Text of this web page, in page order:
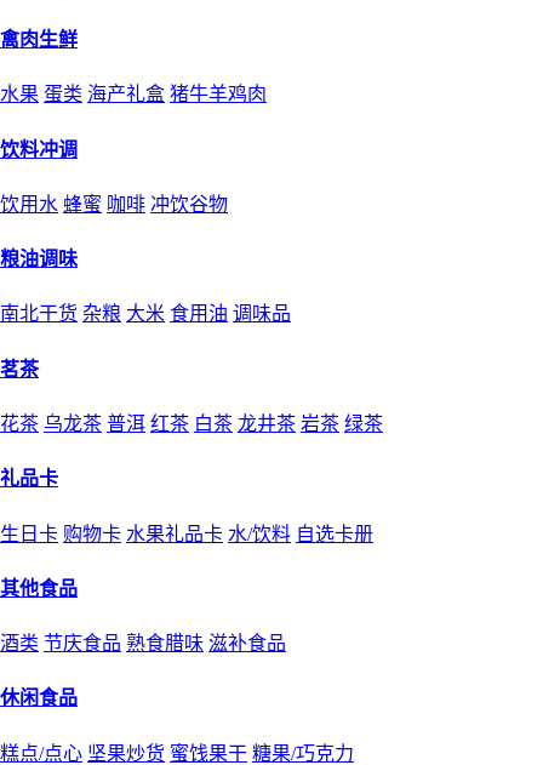
禽肉生鲜
水果 蛋类 海产礼盒 猪牛羊鸡肉
饮料冲调
饮用水 蜂蜜 咖啡 冲饮谷物
粮油调味
南北干货 杂粮 大米 食用油 调味品
茗茶
花茶 乌龙茶 普洱 红茶 白茶 龙井茶 岩茶 绿茶
礼品卡
生日卡 购物卡 水果礼品卡 水/饮料 自选卡册
其他食品
酒类 节庆食品 熟食腊味 滋补食品
休闲食品
糕点/点心 坚果炒货 蜜饯果干 糖果/巧克力